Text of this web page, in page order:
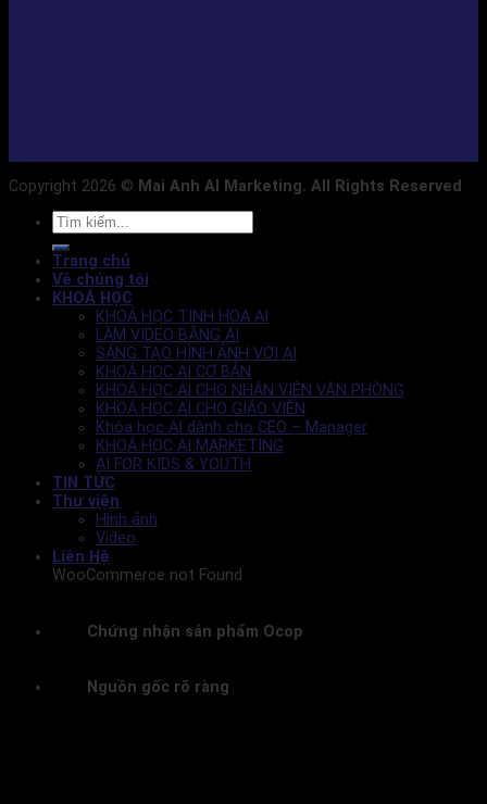
Copyright 2026 © Mai Anh AI Marketing. All Rights Reserved
Trang chủ
Về chúng tôi
KHOÁ HỌC
KHOÁ HỌC TINH HOA AI
LÀM VIDEO BẰNG AI
SÁNG TẠO HÌNH ẢNH VỚI AI
KHOÁ HỌC AI CƠ BẢN
KHOÁ HỌC AI CHO NHÂN VIÊN VĂN PHÒNG
KHOÁ HỌC AI CHO GIÁO VIÊN
Khóa học AI dành cho CEO – Manager
KHOÁ HỌC AI MARKETING
AI FOR KIDS & YOUTH
TIN TỨC
Thư viện
Hình ảnh
Video
Liên Hệ
WooCommerce not Found
Chứng nhận sản phẩm Ocop
Nguồn gốc rõ ràng